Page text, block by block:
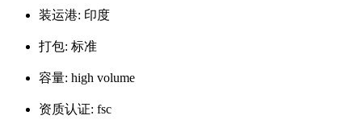
装运港: 印度
打包: 标准
容量: high volume
资质认证: fsc